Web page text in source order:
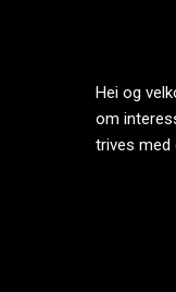
Hei og
om
trives med